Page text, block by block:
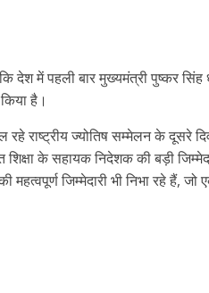
में पहली बार मुख्यमंत्री पुष्कर सिंह
है।
रहे राष्ट्रीय ज्योतिष सम्मेलन के दूसरे
शिक्षा के सहायक निदेशक की बड़ी
जिम्मेदारी भी निभा रहे हैं, जो